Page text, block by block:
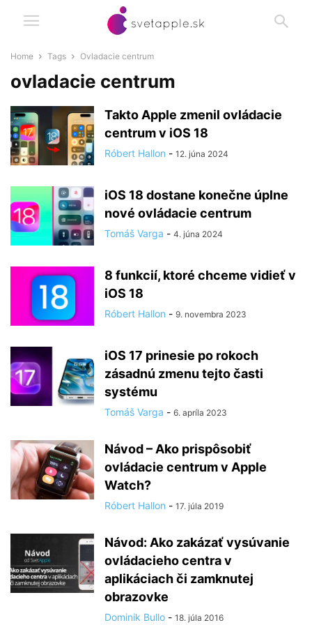
Home Tags Ovladacie centrum
ovladacie centrum
Takto Apple zmenil ovládacie
centrum v iOS 18
Róbert Hallon - 12. júna 2024
iOS 18 dostane konečne úplne
nové ovládacie centrum
Tomáš Varga - 4. júna 2024
8 funkcií, ktoré chceme vidieť v
iOS 18
Róbert Hallon - 9. novembra 2023
iOS 17 prinesie po rokoch
zásadnú zmenu tejto časti
systému
Tomáš Varga - 6. apríla 2023
Návod – Ako prispôsobiť
ovládacie centrum v Apple
Watch?
Róbert Hallon - 17. júla 2019
Návod: Ako zakázať vysúvanie
ovládacieho centra v
aplikáciach či zamknutej
obrazovke
Dominik Bullo - 18. júla 2016